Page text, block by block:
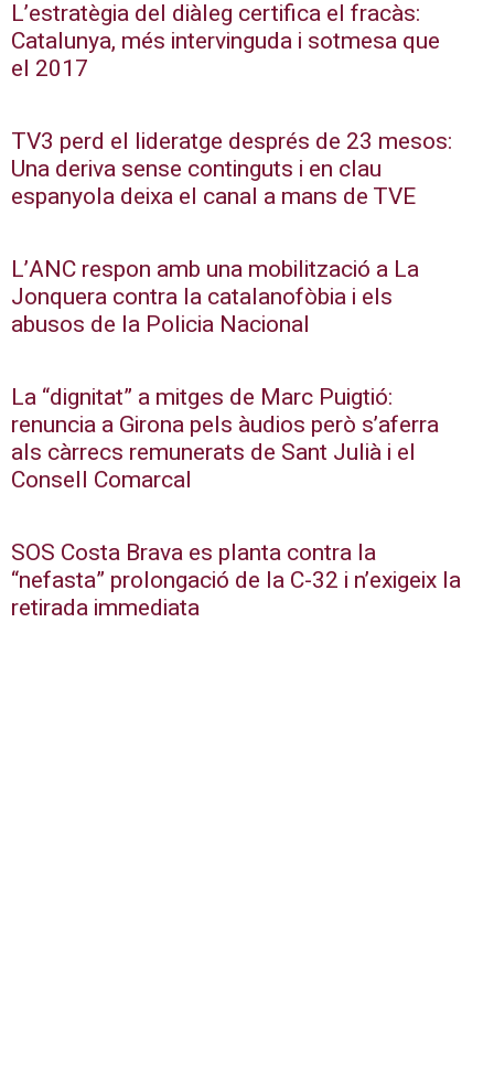
L’estratègia del diàleg certifica el fracàs:
Catalunya, més intervinguda i sotmesa que
el 2017
TV3 perd el lideratge després de 23 mesos:
Una deriva sense continguts i en clau
espanyola deixa el canal a mans de TVE
L’ANC respon amb una mobilització a La
Jonquera contra la catalanofòbia i els
abusos de la Policia Nacional
La “dignitat” a mitges de Marc Puigtió:
renuncia a Girona pels àudios però s’aferra
als càrrecs remunerats de Sant Julià i el
Consell Comarcal
SOS Costa Brava es planta contra la
“nefasta” prolongació de la C-32 i n’exigeix la
retirada immediata